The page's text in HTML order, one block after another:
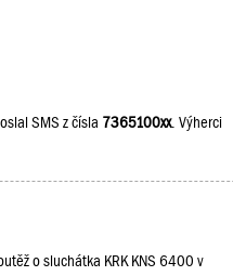
SMS z čísla 7365100xx. Výherci
o sluchátka KRK KNS 6400 v